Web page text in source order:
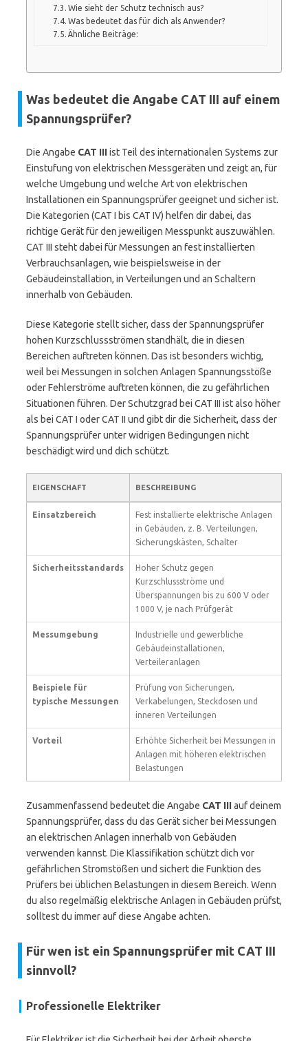
Wie sieht der Schutz technisch aus?
Was bedeutet das für dich als Anwender?
Ähnliche Beiträge:
Was bedeutet die Angabe CAT III auf einem
Spannungsprüfer?
Die Angabe CAT IIIist Teil des internationalen Systems zur
Einstufung von elektrischen Messgeräten und zeigt an, für
welche Umgebung und welche Art von elektrischen
Installationen ein Spannungsprüfer geeignet und sicher ist.
Die Kategorien (CAT I bis CAT IV) helfen dir dabei, das
richtige Gerät für den jeweiligen Messpunkt auszuwählen.
CAT III steht dabei für Messungen an fest installierten
Verbrauchsanlagen, wie beispielsweise in der
Gebäudeinstallation, in Verteilungen und an Schaltern
innerhalb von Gebäuden.
Diese Kategorie stellt sicher, dass der Spannungsprüfer
hohen Kurzschlussströmen standhält, die in diesen
Bereichen auftreten können. Das ist besonders wichtig,
weil bei Messungen in solchen Anlagen Spannungsstöße
oder Fehlerströme auftreten können, die zu gefährlichen
Situationen führen. Der Schutzgrad bei CAT III ist also höher
als bei CAT I oder CAT II und gibt dir die Sicherheit, dass der
Spannungsprüfer unter widrigen Bedingungen nicht
beschädigt wird und dich schützt.
EIGENSCHAFT BESCHREIBUNG
Einsatzbereich
Fest installierte elektrische Anlagen
in Gebäuden, z. B. Verteilungen,
Sicherungskästen, Schalter
Sicherheitsstandards
Hoher Schutz gegen
Kurzschlussströme und
Überspannungen bis zu 600 V oder
1000 V, je nach Prüfgerät
Messumgebung
Industrielle und gewerbliche
Gebäudeinstallationen,
Verteileranlagen
Beispiele für
typische Messungen
Prüfung von Sicherungen,
Verkabelungen, Steckdosen und
inneren Verteilungen
Vorteil
Erhöhte Sicherheit bei Messungen in
Anlagen mit höheren elektrischen
Belastungen
Zusammenfassend bedeutet die Angabe CAT IIIauf deinem
Spannungsprüfer, dass du das Gerät sicher bei Messungen
an elektrischen Anlagen innerhalb von Gebäuden
verwenden kannst. Die Klassifikation schützt dich vor
gefährlichen Stromstößen und sichert die Funktion des
Prüfers bei üblichen Belastungen in diesem Bereich. Wenn
du also regelmäßig elektrische Anlagen in Gebäuden prüfst,
solltest du immer auf diese Angabe achten.
Für wen ist ein Spannungsprüfer mit CAT III
sinnvoll?
Professionelle Elektriker